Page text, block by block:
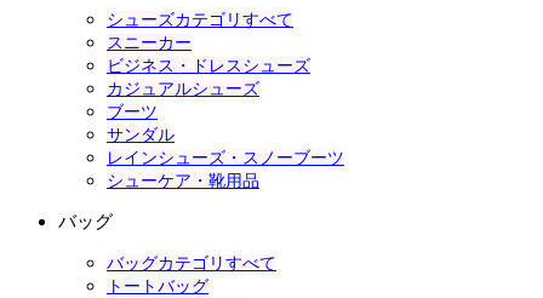
シューズカテゴリすべて
スニーカー
ビジネス・ドレスシューズ
カジュアルシューズ
ブーツ
サンダル
レインシューズ・スノーブーツ
シューケア・靴用品
バッグ
バッグカテゴリすべて
トートバッグ